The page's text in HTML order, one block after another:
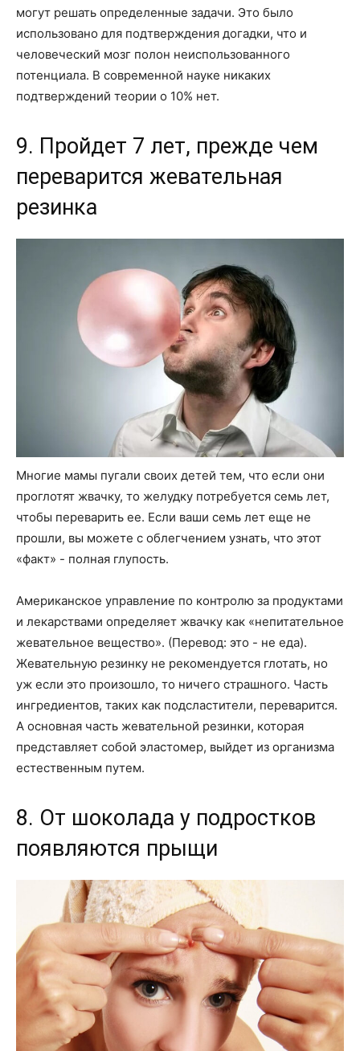
могут решать определенные задачи. Это было
использовано для подтверждения догадки, что и
человеческий мозг полон неиспользованного
потенциала. В современной науке никаких
подтверждений теории о 10% нет.
9. Пройдет 7 лет, прежде чем
переварится жевательная
резинка
Многие мамы пугали своих детей тем, что если они
проглотят жвачку, то желудку потребуется семь лет,
чтобы переварить ее. Если ваши семь лет еще не
прошли, вы можете с облегчением узнать, что этот
«факт» - полная глупость.
Американское управление по контролю за продуктами
и лекарствами определяет жвачку как «непитательное
жевательное вещество». (Перевод: это - не еда).
Жевательную резинку не рекомендуется глотать, но
уж если это произошло, то ничего страшного. Часть
ингредиентов, таких как подсластители, переварится.
А основная часть жевательной резинки, которая
представляет собой эластомер, выйдет из организма
естественным путем.
8. От шоколада у подростков
появляются прыщи